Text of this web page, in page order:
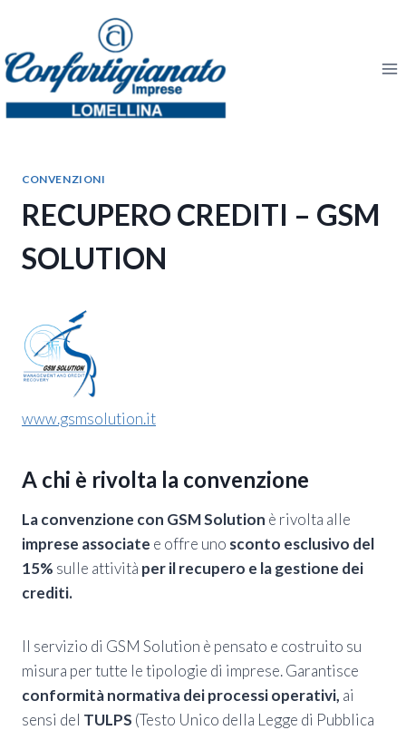
contenuto
CONVENZIONI
RECUPERO CREDITI – GSM
SOLUTION
www.gsmsolution.it
A chi è rivolta la convenzione
La convenzione con GSM Solution è rivolta alle
imprese associate e offre uno sconto esclusivo del
15% sulle attività per il recupero e la gestione dei
crediti.
Il servizio di GSM Solution è pensato e costruito su
misura per tutte le tipologie di imprese. Garantisce
conformità normativa dei processi operativi, ai
sensi del TULPS (Testo Unico della Legge di Pubblica